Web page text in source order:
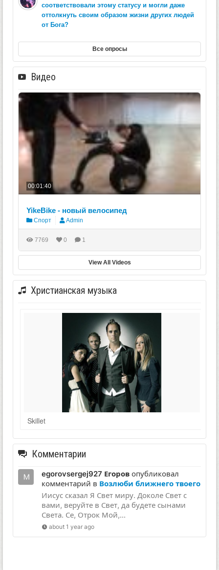
соответствовали этому статусу и могли даже
оттолкнуть своим образом жизни других людей
от Бога?
Все опросы
Видео
00:01:40
YikeBike - новый велосипед
Спорт Admin
7769 0 1
View All Videos
Христианская музыка
Skillet
Комментарии
egorovsergej927 Егоров опубликовал
комментарий в Возлюби ближнего твоего
Иисус сказал Я Свет миру. Доколе Свет с
вами, веруйте в Свет, да будете сынами
Света. Се, Отрок Мой,...
about 1 year ago